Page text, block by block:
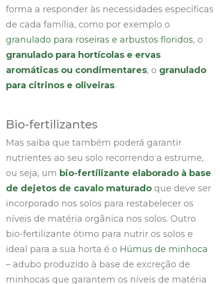
forma a responder às necessidades específicas
de cada família, como por exemplo o
granulado para roseiras e arbustos floridos, o
granulado para hortícolas e ervas
aromáticas ou condimentares, o granulado
para citrinos e oliveiras.
Bio-fertilizantes
Mas saiba que também poderá garantir
nutrientes ao seu solo recorrendo a estrume,
ou seja, um bio-fertilizante elaborado à base
de dejetos de cavalo maturado que deve ser
incorporado nos solos para restabelecer os
níveis de matéria orgânica nos solos. Outro
bio-fertilizante ótimo para nutrir os solos e
ideal para a sua horta é o Húmus de minhoca
– adubo produzido à base de excreção de
minhocas que garantem os níveis de matéria